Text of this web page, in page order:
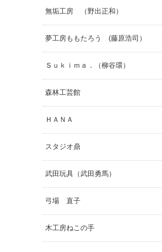
無垢工房 （野出正和）
夢工房ももたろう (藤原浩司）
Ｓｕｋｉｍａ．（柳谷環）
森林工芸館
ＨＡＮＡ
スタジオ鼎
武田玩具（武田勇馬）
弓場 直子
木工房ねこの手